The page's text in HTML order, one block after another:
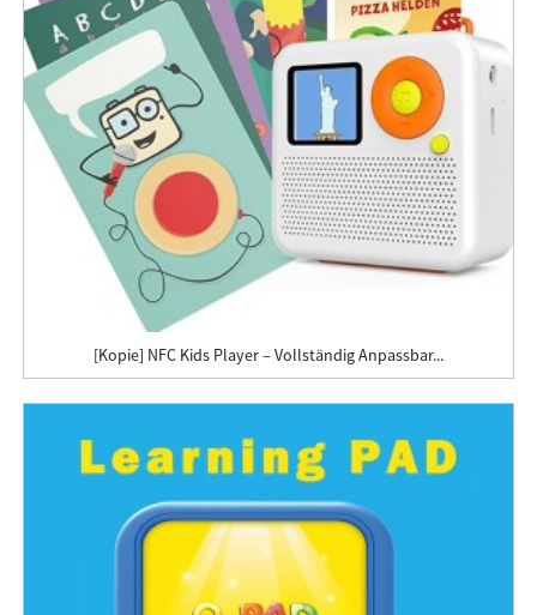
[Kopie] NFC Kids Player – Vollständig Anpassbar...